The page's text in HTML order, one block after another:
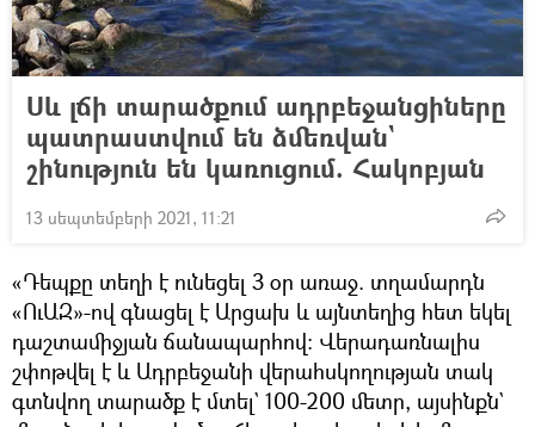
Սև լճի տարածքում ադրբեջանցիները
պատրաստվում են ձմեռվան`
շինություն են կառուցում. Հակոբյան
13 սեպտեմբերի 2021, 11:21
«Դեպքը տեղի է ունեցել 3 օր առաջ. տղամարդն
«ՈւԱԶ»-ով գնացել է Արցախ և այնտեղից հետ եկել
դաշտամիջյան ճանապարհով։ Վերադառնալիս
շփոթվել է և Ադրբեջանի վերահսկողության տակ
գտնվող տարածք է մտել` 100-200 մետր, այսինքն`